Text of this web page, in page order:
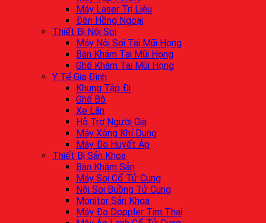
Máy Laser Trị Liệu
Đèn Hồng Ngoại
Thiết Bị Nội Soi
Máy Nội Soi Tai Mũi Họng
Bàn Khám Tai Mũi Họng
Ghế Khám Tai Mũi Họng
Y Tế Gia Đình
Khung Tập Đi
Ghế Bô
Xe Lăn
Hỗ Trợ Người Già
Máy Xông Khí Dung
Máy Đo Huyết Áp
Thiết Bị Sản Khoa
Bàn Khám Sản
Máy Soi Cổ Tử Cung
Nội Soi Buồng Tử Cung
Monitor Sản Khoa
Máy Đo Doppler Tim Thai